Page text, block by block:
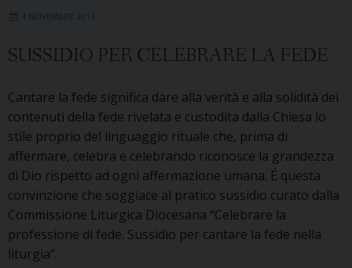
4 NOVEMBRE 2013
SUSSIDIO PER CELEBRARE LA FEDE
Cantare la fede significa dare alla verità e alla solidità dei
contenuti della fede rivelata e custodita dalla Chiesa lo
stile proprio del linguaggio rituale che, prima di
affermare, celebra e celebrando riconosce la grandezza
di Dio rispetto ad ogni affermazione umana. É questa
convinzione che soggiace al pratico sussidio curato dalla
Commissione Liturgica Diocesana “Celebrare la
professione di fede. Sussidio per cantare la fede nella
liturgia”.